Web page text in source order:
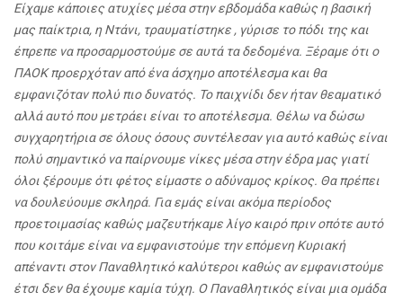
Είχαμε κάποιες ατυχίες μέσα στην εβδομάδα καθώς η βασική
μας παίκτρια, η Ντάνι, τραυματίστηκε , γύρισε το πόδι της και
έπρεπε να προσαρμοστούμε σε αυτά τα δεδομένα. Ξέραμε ότι ο
ΠΑΟΚ προερχόταν από ένα άσχημο αποτέλεσμα και θα
εμφανιζόταν πολύ πιο δυνατός. Το παιχνίδι δεν ήταν θεαματικό
αλλά αυτό που μετράει είναι το αποτέλεσμα. Θέλω να δώσω
συγχαρητήρια σε όλους όσους συντέλεσαν για αυτό καθώς είναι
πολύ σημαντικό να παίρνουμε νίκες μέσα στην έδρα μας γιατί
όλοι ξέρουμε ότι φέτος είμαστε ο αδύναμος κρίκος. Θα πρέπει
να δουλεύουμε σκληρά. Για εμάς είναι ακόμα περίοδος
προετοιμασίας καθώς μαζευτήκαμε λίγο καιρό πριν οπότε αυτό
που κοιτάμε είναι να εμφανιστούμε την επόμενη Κυριακή
απέναντι στον Παναθλητικό καλύτεροι καθώς αν εμφανιστούμε
έτσι δεν θα έχουμε καμία τύχη. Ο Παναθλητικός είναι μια ομάδα